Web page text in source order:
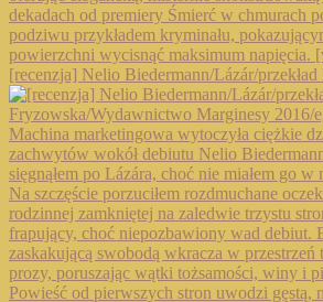
[recenzja] Nelio Biedermann/Lázár/przekład